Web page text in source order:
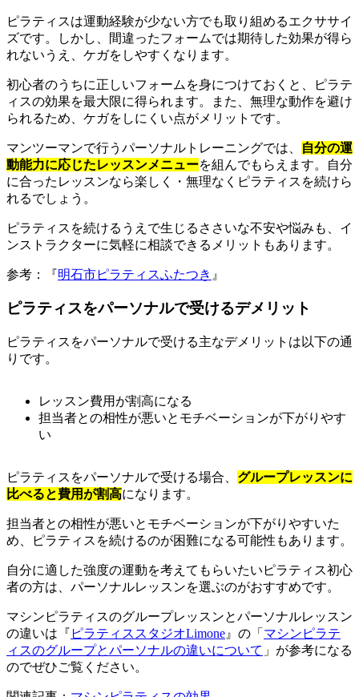
ピラティスは運動経験が少ない方でも取り組めるエクササイ
ズです。しかし、間違ったフォームでは期待した効果が得ら
れないうえ、ケガをしやすくなります。
初心者のうちに正しいフォームを身につけておくと、ピラテ
ィスの効果を最大限に得られます。また、無理な動作を避け
られるため、ケガをしにくい点がメリットです。
マンツーマンで行うパーソナルトレーニングでは、
自分の運
動能力に応じたレッスンメニューを組んでもらえます。自分
に合ったレッスンなら楽しく・無理なくピラティスを続けら
れるでしょう。
ピラティスを続けるうえで生じるささいな不安や悩みも、イ
ンストラクターに気軽に相談できるメリットもあります。
参考：『明石市ピラティスふたつき 』
ピラティスをパーソナルで受けるデメリット
ピラティスをパーソナルで受ける主なデメリットは以下の通
りです。
レッスン費用が割高になる
担当者との相性が悪いとモチベーションが下がりやす
い
ピラティスをパーソナルで受ける場合、 グループレッスンに
比べると費用が割高になります。
担当者との相性が悪いとモチベーションが下がりやすいた
め、ピラティスを続けるのが困難になる可能性もあります。
自分に適した強度の運動を考えてもらいたいピラティス初心
者の方は、パーソナルレッスンを選ぶのがおすすめです。
マシンピラティスのグループレッスンとパーソナルレッスン
の違いは『 ピラティススタジオLimone 』の「 マシンピラテ
ィスのグループとパーソナルの違いについて 」が参考になる
のでぜひご覧ください。